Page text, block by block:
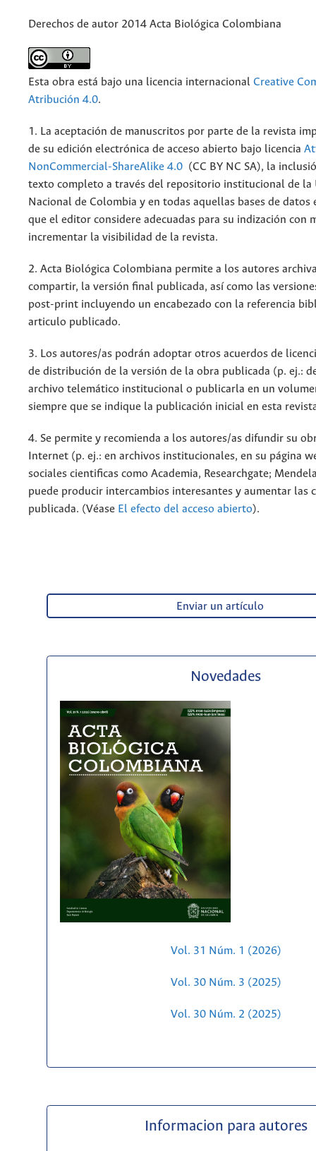
Derechos de autor 2014 Acta Biológica Colombiana
Esta obra está bajo una licencia internacional Creative
Atribución 4.0.
1. La aceptación de manuscritos por parte de la revista
de su edición electrónica de acceso abierto bajo licencia
NonCommercial-ShareAlike 4.0 (CC BY NC SA), la
texto completo a través del repositorio institucional de la
Nacional de Colombia y en todas aquellas bases de datos
que el editor considere adecuadas para su indización con
incrementar la visibilidad de la revista.
2. Acta Biológica Colombiana permite a los autores
compartir, la versión final publicada, así como las
post-print incluyendo un encabezado con la referencia
articulo publicado.
3. Los autores/as podrán adoptar otros acuerdos de
de distribución de la versión de la obra publicada (p. ej.:
archivo telemático institucional o publicarla en un
siempre que se indique la publicación inicial en esta
4. Se permite y recomienda a los autores/as difundir su
Internet (p. ej.: en archivos institucionales, en su página
sociales cientificas como Academia, Researchgate;
puede producir intercambios interesantes y aumentar las
publicada. (Véase El efecto del acceso abierto).
Enviar un artículo
Novedades
Vol. 31 Núm. 1 (2026)
Vol. 30 Núm. 3 (2025)
Vol. 30 Núm. 2 (2025)
Informacion para autores